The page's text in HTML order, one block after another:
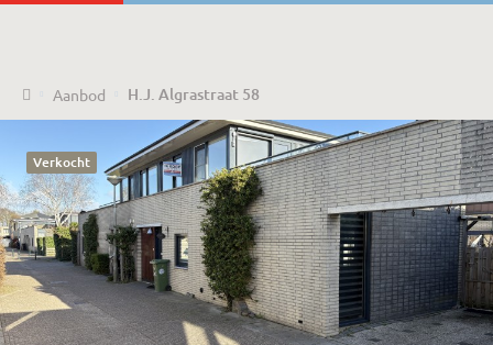
HomeAanbod H.J. Algrastraat 58
Verkocht